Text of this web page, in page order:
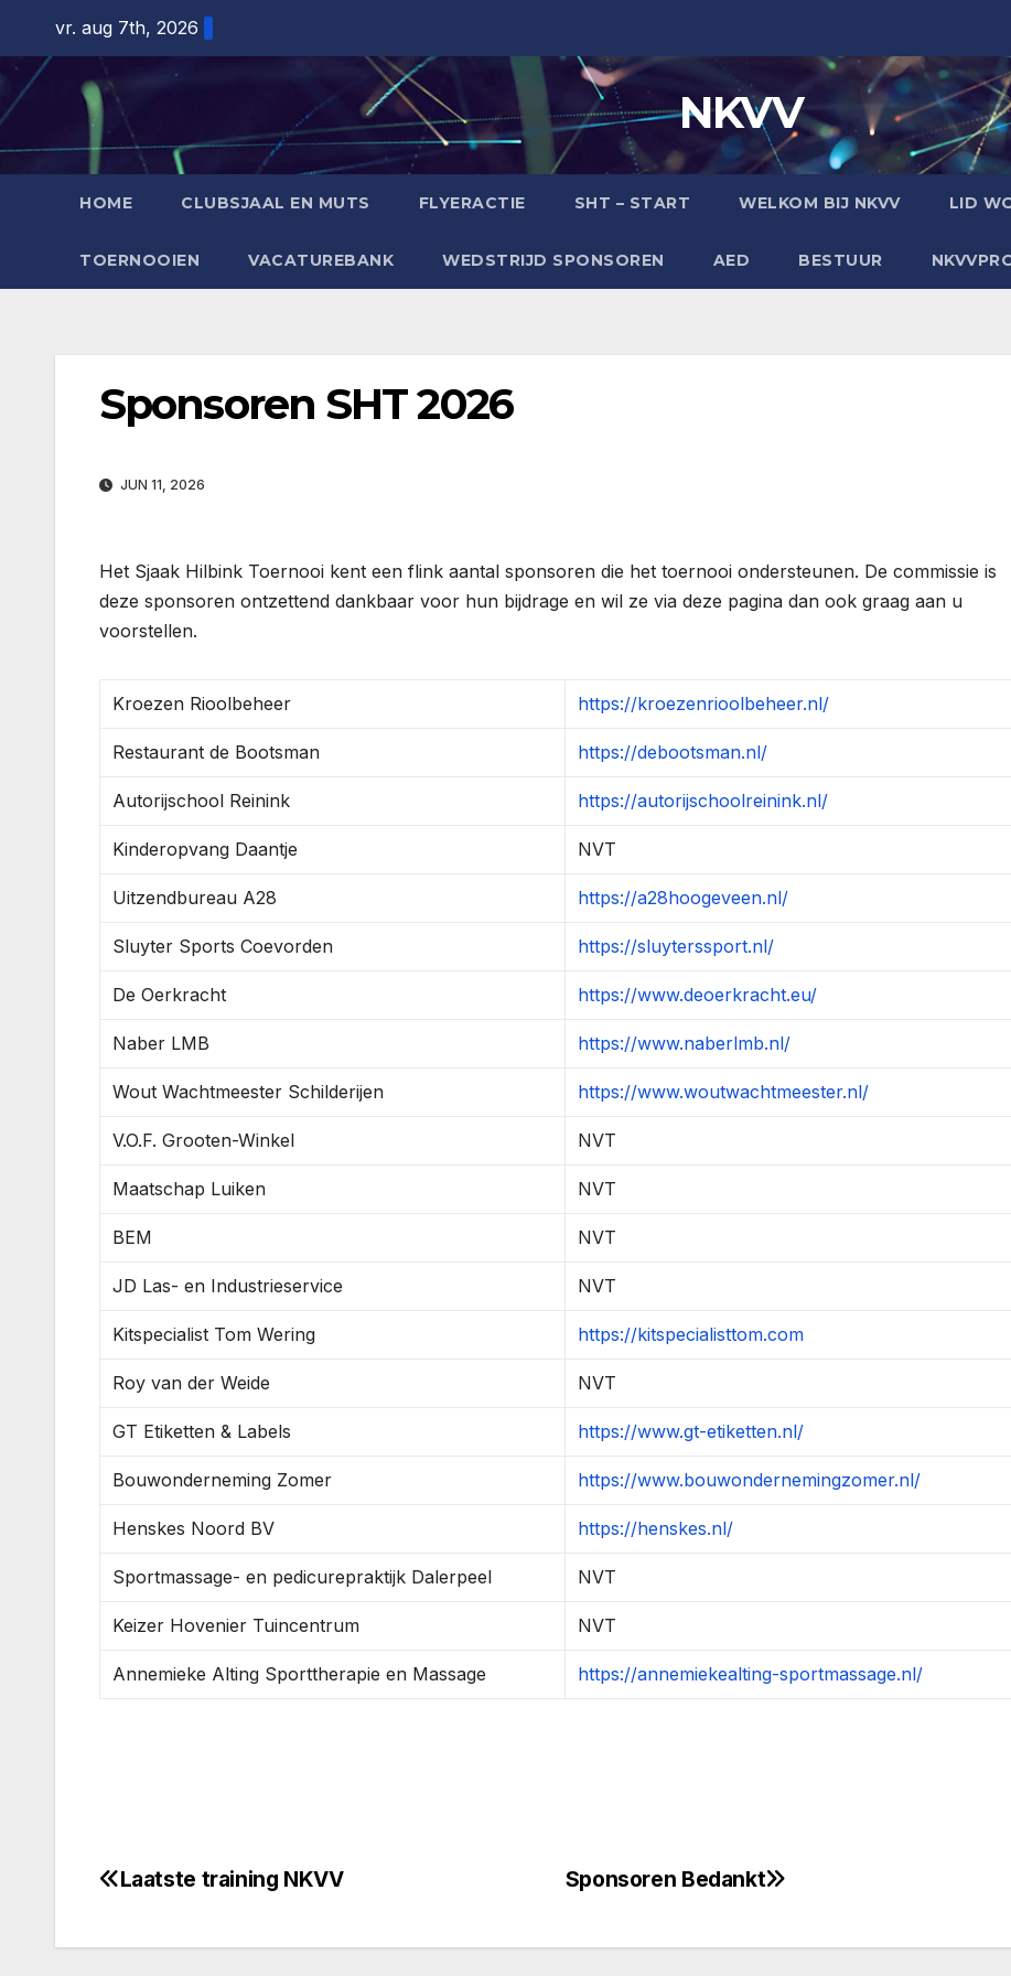
inhoud
vr. aug 7th, 2026
NKVV
HOME CLUBSJAAL EN MUTS FLYERACTIE SHT – START WELKOM BIJ NKVV LID
TOERNOOIEN VACATUREBANK WEDSTRIJD SPONSOREN AED BESTUUR
Sponsoren SHT 2026
JUN 11, 2026
Het Sjaak Hilbink Toernooi kent een flink aantal sponsoren die het toernooi ondersteunen. De commissie is
deze sponsoren ontzettend dankbaar voor hun bijdrage en wil ze via deze pagina dan ook graag aan u
voorstellen.
Kroezen Rioolbeheer https://kroezenrioolbeheer.nl/
Restaurant de Bootsman https://debootsman.nl/
Autorijschool Reinink https://autorijschoolreinink.nl/
Kinderopvang Daantje NVT
Uitzendbureau A28 https://a28hoogeveen.nl/
Sluyter Sports Coevorden https://sluyterssport.nl/
De Oerkracht https://www.deoerkracht.eu/
Naber LMB https://www.naberlmb.nl/
Wout Wachtmeester Schilderijen https://www.woutwachtmeester.nl/
V.O.F. Grooten-Winkel NVT
Maatschap Luiken NVT
BEM NVT
JD Las- en Industrieservice NVT
Kitspecialist Tom Wering https://kitspecialisttom.com
Roy van der Weide NVT
GT Etiketten & Labels https://www.gt-etiketten.nl/
Bouwonderneming Zomer https://www.bouwondernemingzomer.nl/
Henskes Noord BV https://henskes.nl/
Sportmassage- en pedicurepraktijk Dalerpeel NVT
Keizer Hovenier Tuincentrum NVT
Annemieke Alting Sporttherapie en Massage https://annemiekealting-sportmassage.nl/
Bericht
Sponsoren Bedankt
Laatste training NKVV